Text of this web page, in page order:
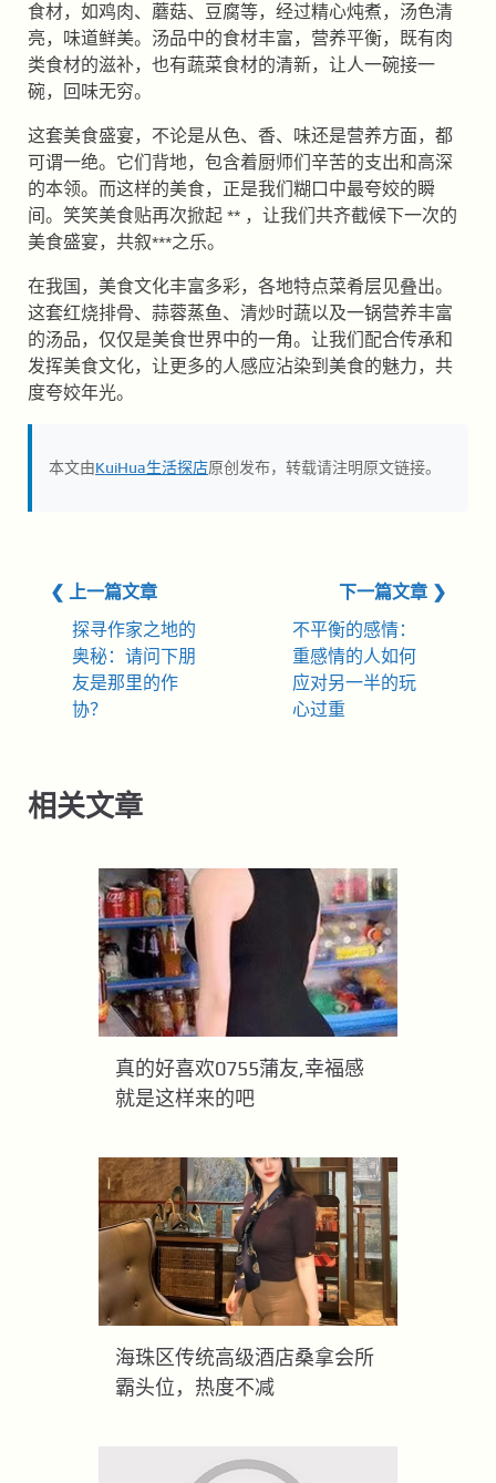
食材，如鸡肉、蘑菇、豆腐等，经过精心炖煮，汤色清
亮，味道鲜美。汤品中的食材丰富，营养平衡，既有肉
类食材的滋补，也有蔬菜食材的清新，让人一碗接一
碗，回味无穷。
这套美食盛宴，不论是从色、香、味还是营养方面，都
可谓一绝。它们背地，包含着厨师们辛苦的支出和高深
的本领。而这样的美食，正是我们糊口中最夸姣的瞬
间。笑笑美食贴再次掀起 ** ，让我们共齐截候下一次的
美食盛宴，共叙***之乐。
在我国，美食文化丰富多彩，各地特点菜肴层见叠出。
这套红烧排骨、蒜蓉蒸鱼、清炒时蔬以及一锅营养丰富
的汤品，仅仅是美食世界中的一角。让我们配合传承和
发挥美食文化，让更多的人感应沾染到美食的魅力，共
度夸姣年光。
本文由KuiHua生活探店原创发布，转载请注明原文链接。
❮ 上一篇文章
探寻作家之地的
奥秘：请问下朋
友是那里的作
协？
下一篇文章 ❯
不平衡的感情：
重感情的人如何
应对另一半的玩
心过重
相关文章
真的好喜欢0755蒲友,幸福感
就是这样来的吧
海珠区传统高级酒店桑拿会所
霸头位，热度不减